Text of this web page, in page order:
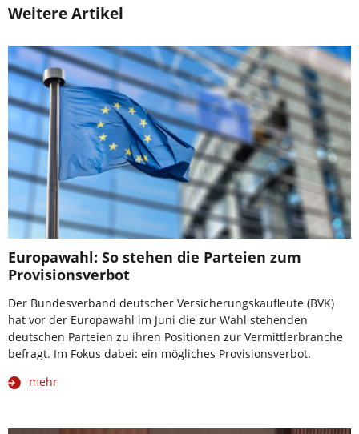
Weitere Artikel
Europawahl: So stehen die Parteien zum
Provisionsverbot
Der Bundesverband deutscher Versicherungskaufleute (BVK)
hat vor der Europawahl im Juni die zur Wahl stehenden
deutschen Parteien zu ihren Positionen zur Vermittlerbranche
befragt. Im Fokus dabei: ein mögliches Provisionsverbot.
mehr